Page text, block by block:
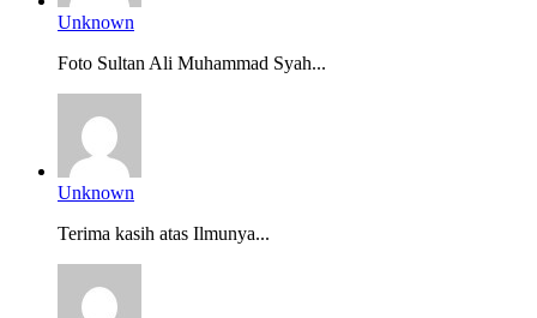
Unknown
Foto Sultan Ali Muhammad Syah...
Unknown
Terima kasih atas Ilmunya...